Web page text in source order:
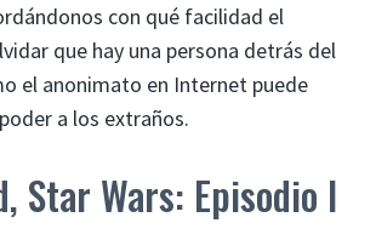
con qué facilidad el
que hay una persona detrás del
el anonimato en Internet puede
a los extraños.
Star Wars: Episodio I